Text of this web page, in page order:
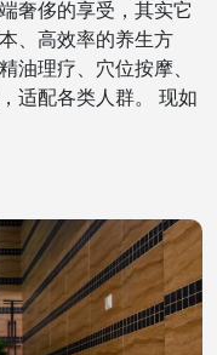
奢侈的享受，其实它
、高效率的养生方
油理疗、穴位按摩、
适配各类人群。 现如